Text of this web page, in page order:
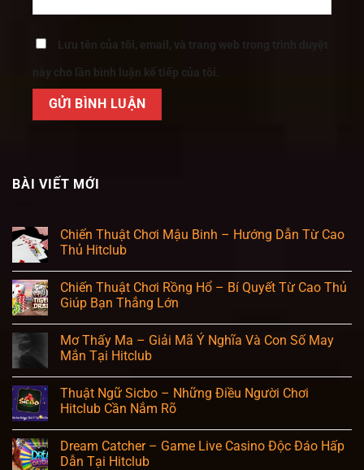
Lưu tên của tôi, email, và trang web trong trình duyệt
này cho lần bình luận kế tiếp của tôi.
BÀI VIẾT MỚI
Chiến Thuật Chơi Mậu Binh – Hướng Dẫn Từ Cao
Thủ Hitclub
Chiến Thuật Chơi Rồng Hổ – Bí Quyết Từ Cao Thủ
Giúp Bạn Thắng Lớn
Mơ Thấy Ma – Giải Mã Ý Nghĩa Và Con Số May
Mắn Tại Hitclub
Thuật Ngữ Sicbo – Những Điều Người Chơi
Hitclub Cần Nắm Rõ
Dream Catcher – Game Live Casino Độc Đáo Hấp
Dẫn Tại Hitclub